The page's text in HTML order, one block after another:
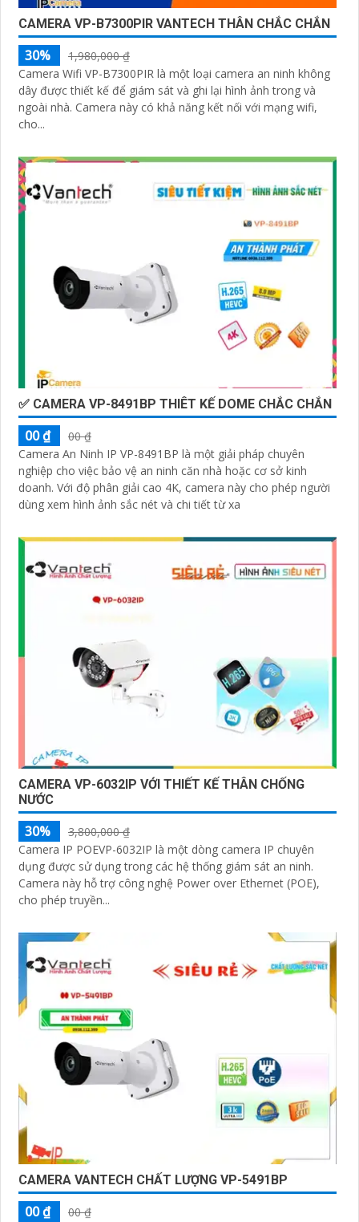
CAMERA VP-B7300PIR VANTECH THÂN CHẮC CHẮN
30%
1,980,000 ₫
Camera Wifi VP-B7300PIR là một loại camera an ninh không
dây được thiết kế để giám sát và ghi lại hình ảnh trong và
ngoài nhà. Camera này có khả năng kết nối với mạng wifi,
cho...
✅ CAMERA VP-8491BP THIÊT KẾ DOME CHẮC CHẮN
00 ₫
00 ₫
Camera An Ninh IP VP-8491BP là một giải pháp chuyên
nghiệp cho việc bảo vệ an ninh căn nhà hoặc cơ sở kinh
doanh. Với độ phân giải cao 4K, camera này cho phép người
dùng xem hình ảnh sắc nét và chi tiết từ xa
CAMERA VP-6032IP VỚI THIẾT KẾ THÂN CHỐNG
NƯỚC
30%
3,800,000 ₫
Camera IP POEVP-6032IP là một dòng camera IP chuyên
dụng được sử dụng trong các hệ thống giám sát an ninh.
Camera này hỗ trợ công nghệ Power over Ethernet (POE),
cho phép truyền...
CAMERA VANTECH CHẤT LƯỢNG VP-5491BP
00 ₫
00 ₫